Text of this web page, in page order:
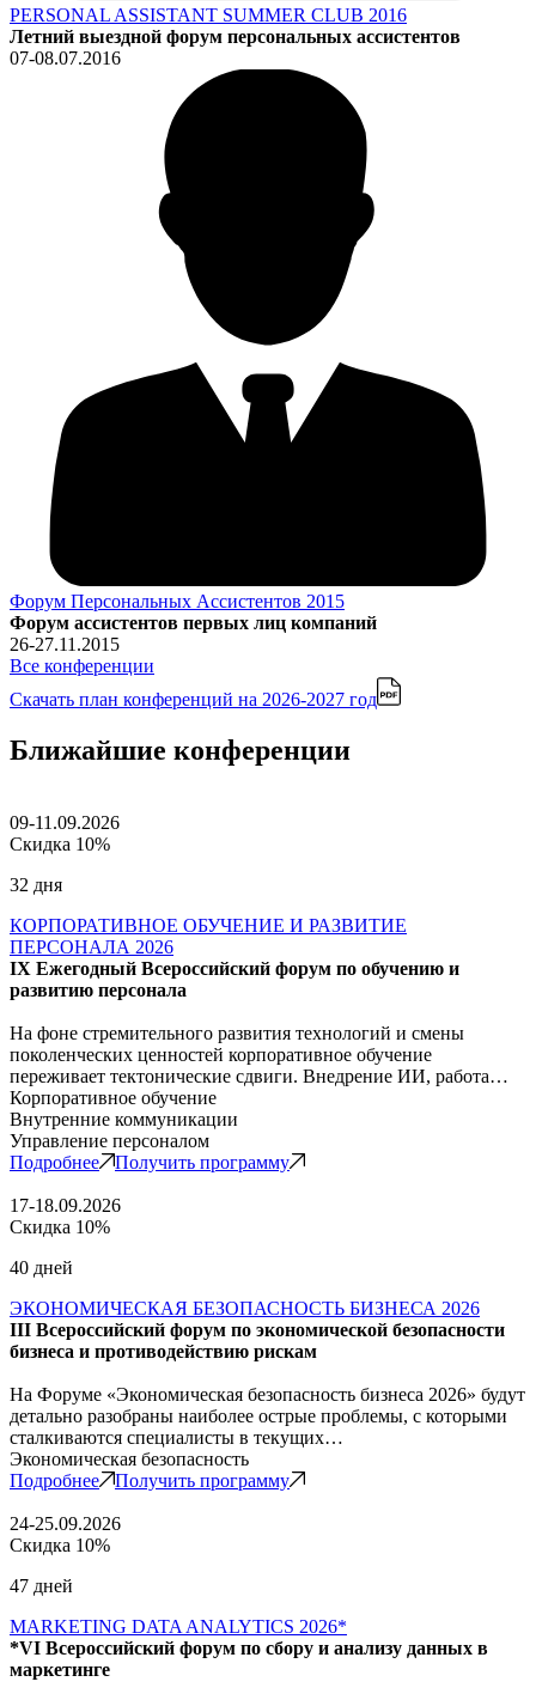
PERSONAL ASSISTANT SUMMER CLUB 2016
Летний выездной форум персональных ассистентов
07-08.07.2016
Форум Персональных Ассистентов 2015
Форум ассистентов первых лиц компаний
26-27.11.2015
Все конференции
Скачать план конференций на 2026-2027 год
Ближайшие конференции
09-11.09.2026
Скидка 10%
32 дня
КОРПОРАТИВНОЕ ОБУЧЕНИЕ И РАЗВИТИЕ
ПЕРСОНАЛА 2026
IX Ежегодный Всероссийский форум по обучению и
развитию персонала
На фоне стремительного развития технологий и смены
поколенческих ценностей корпоративное обучение
переживает тектонические сдвиги. Внедрение ИИ, работа…
Корпоративное обучение
Внутренние коммуникации
Управление персоналом
Подробнее
Получить программу
17-18.09.2026
Скидка 10%
40 дней
ЭКОНОМИЧЕСКАЯ БЕЗОПАСНОСТЬ БИЗНЕСА 2026
III Всероссийский форум по экономической безопасности
бизнеса и противодействию рискам
На Форуме «Экономическая безопасность бизнеса 2026» будут
детально разобраны наиболее острые проблемы, с которыми
сталкиваются специалисты в текущих…
Экономическая безопасность
Подробнее
Получить программу
24-25.09.2026
Скидка 10%
47 дней
MARKETING DATA ANALYTICS 2026*
*VI Всероссийский форум по сбору и анализу данных в
маркетинге